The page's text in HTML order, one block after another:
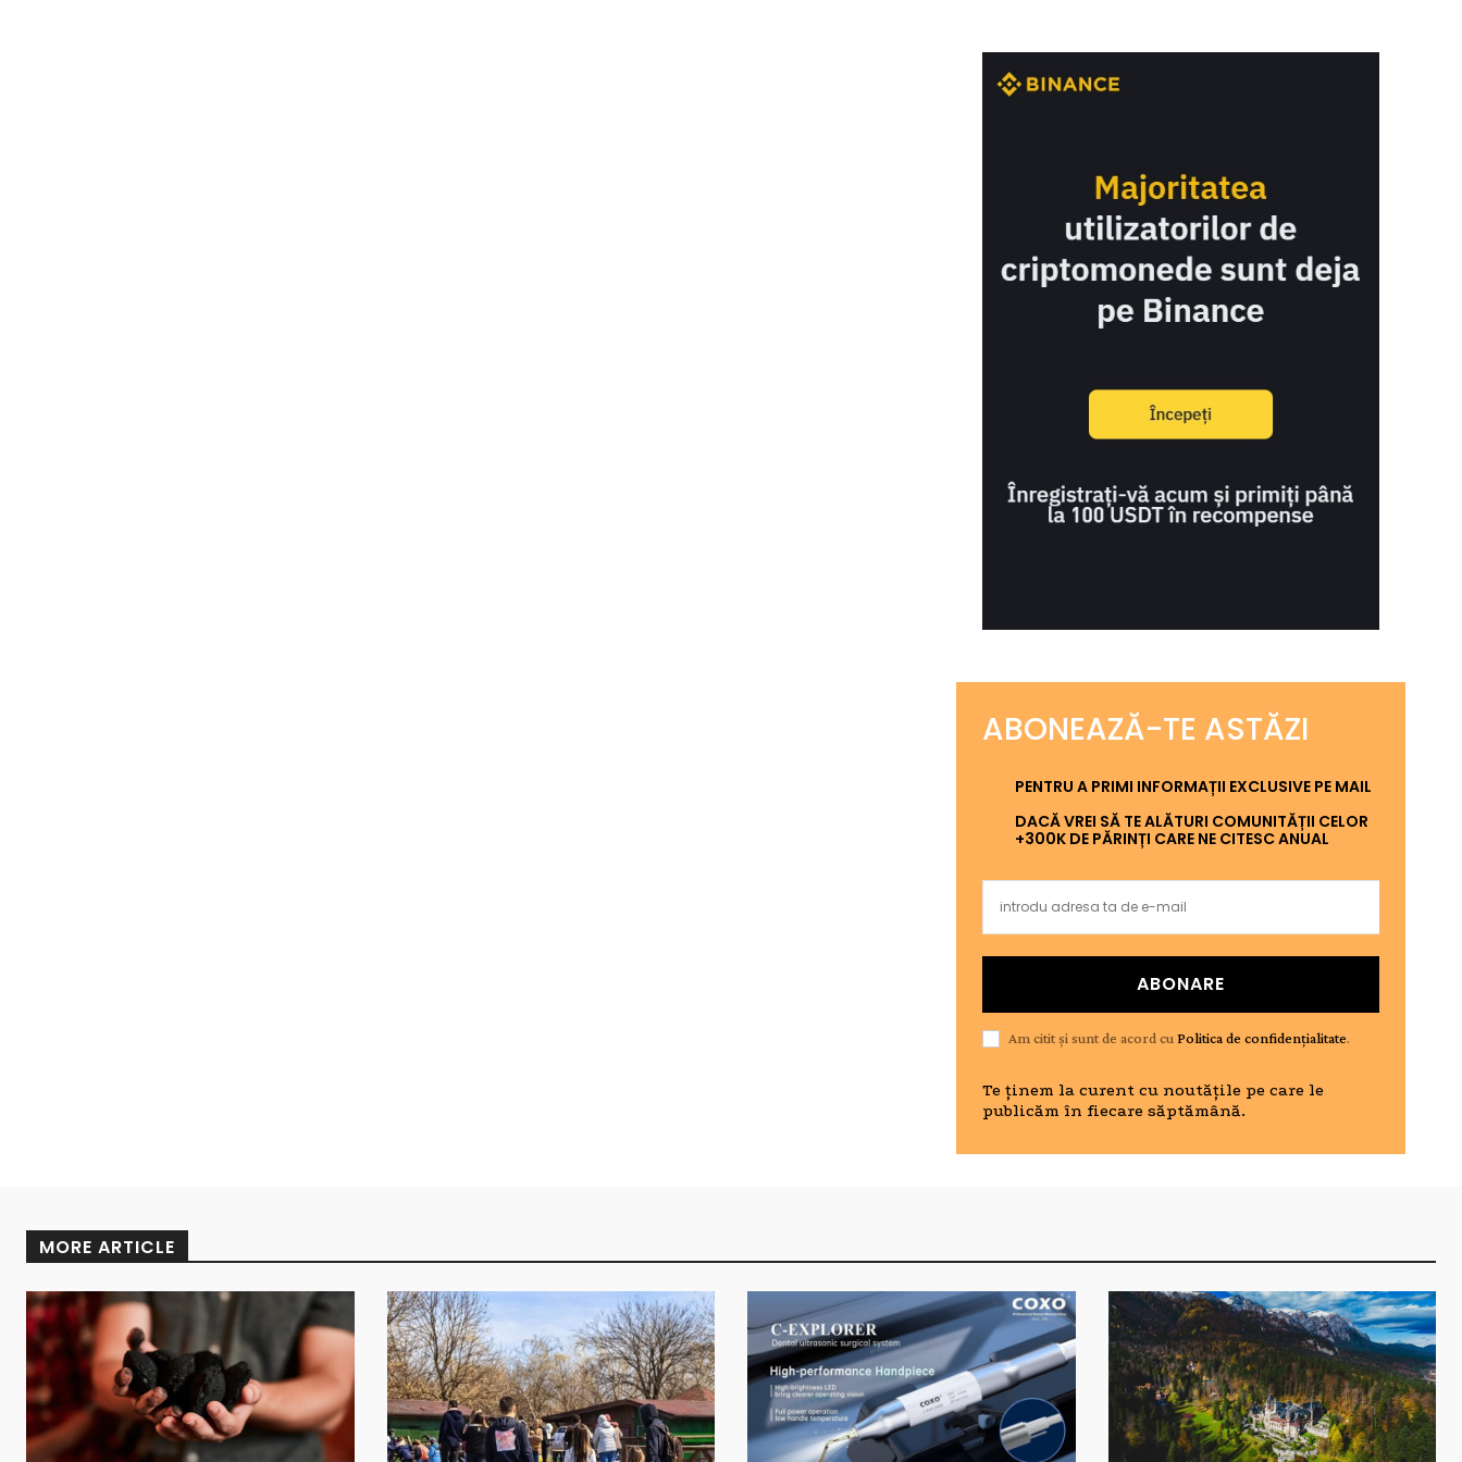
ABONEAZĂ-TE ASTĂZI
PENTRU A PRIMI INFORMAȚII EXCLUSIVE PE MAIL
DACĂ VREI SĂ TE ALĂTURI COMUNITĂȚII CELOR
+300K DE PĂRINȚI CARE NE CITESC ANUAL
ABONARE
Am citit și sunt de acord cuPolitica de confidențialitate.
Te ținem la curent cu noutățile pe care le
publicăm în fiecare săptămână.
MORE ARTICLE